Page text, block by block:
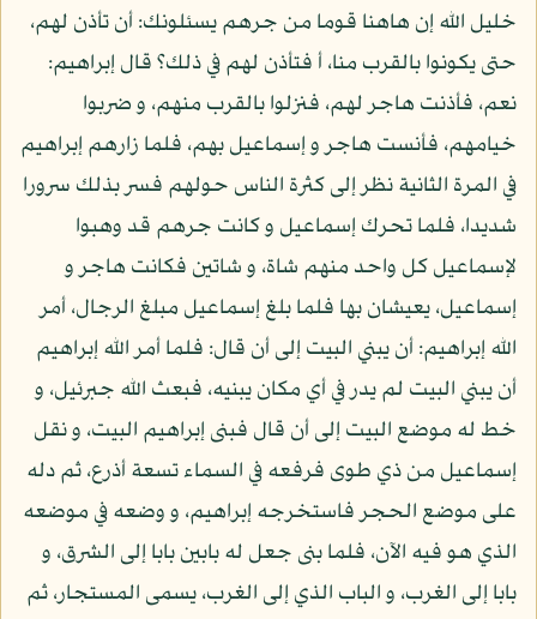
خليل الله إن هاهنا قوما من جرهم يسئلونك: أن تأذن لهم،
حتى يكونوا بالقرب منا، أ فتأذن لهم في ذلك؟ قال إبراهيم:
نعم، فأذنت هاجر لهم، فنزلوا بالقرب منهم، و ضربوا
خيامهم، فأنست هاجر و إسماعيل بهم، فلما زارهم إبراهيم
في المرة الثانية نظر إلى كثرة الناس حولهم فسر بذلك سرورا
شديدا، فلما تحرك إسماعيل و كانت جرهم قد وهبوا
لإسماعيل كل واحد منهم شاة، و شاتين فكانت هاجر و
إسماعيل، يعيشان بها فلما بلغ إسماعيل مبلغ الرجال، أمر
الله إبراهيم: أن يبني البيت إلى أن قال: فلما أمر الله إبراهيم
أن يبني البيت لم يدر في أي مكان يبنيه، فبعث الله جبرئيل، و
خط له موضع البيت إلى أن قال فبنى إبراهيم البيت، و نقل
إسماعيل من ذي طوى فرفعه في السماء تسعة أذرع، ثم دله
على موضع الحجر فاستخرجه إبراهيم، و وضعه في موضعه
الذي هو فيه الآن، فلما بنى جعل له بابين بابا إلى الشرق، و
بابا إلى الغرب، و الباب الذي إلى الغرب، يسمى المستجار، ثم